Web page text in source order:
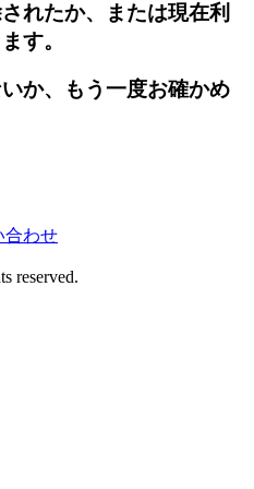
れたか、または現在利
す。
か、もう一度お確かめ
合わせ
reserved.